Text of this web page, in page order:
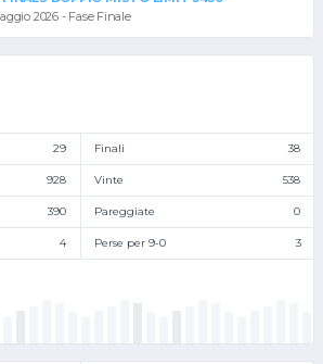
2026 - Fase Finale
29 Finali 38
928 Vinte 538
390 Pareggiate 0
4 Perse per 9-0 3